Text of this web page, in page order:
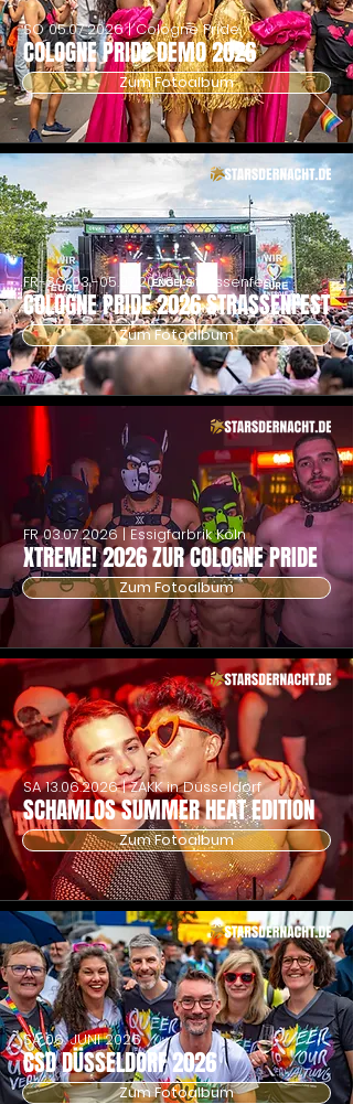
COLOGNE PRIDE DEMO 2026
SO05.07.2026| Cologne Pride
Zum Fotoalbum
COLOGNE PRIDE 2026 STRASSENFEST
FR-SO03.-05.07.2026| Strassenfest
Zum Fotoalbum
XTREME! 2026 ZUR COLOGNE PRIDE
FR03.07.2026| Essigfarbrik Köln
Zum Fotoalbum
SCHAMLOS SUMMER HEAT EDITION
SA13.06.2026| ZAKK in Düsseldorf
Zum Fotoalbum
CSD DÜSSELDORF 2026
SA 06. JUNI 2026
Zum Fotoalbum